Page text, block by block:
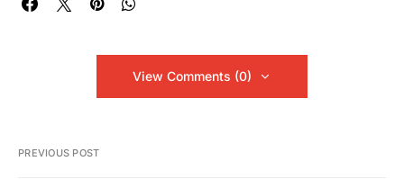
View Comments (0)
PREVIOUS POST